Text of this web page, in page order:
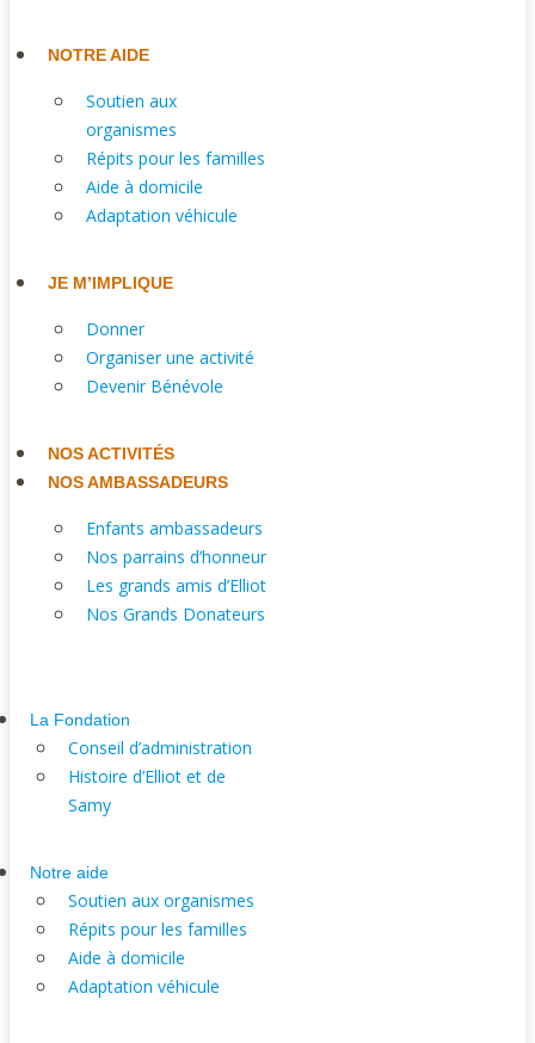
NOTRE AIDE
Soutien aux
organismes
Répits pour les familles
Aide à domicile
Adaptation véhicule
JE M’IMPLIQUE
Donner
Organiser une activité
Devenir Bénévole
NOS ACTIVITÉS
NOS AMBASSADEURS
Enfants ambassadeurs
Nos parrains d’honneur
Les grands amis d’Elliot
Nos Grands Donateurs
La Fondation
Conseil d’administration
Histoire d’Elliot et de
Samy
Notre aide
Soutien aux organismes
Répits pour les familles
Aide à domicile
Adaptation véhicule